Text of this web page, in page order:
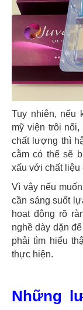
Tuy nhiên, nếu
mỹ viện trôi
chất lượng thì
cằm có thể sẽ
xấu với chất
Vì vậy nếu
cần sáng suốt
hoạt động rõ
nghề dày dặn
phải tìm hiểu
thực hiện.
Những